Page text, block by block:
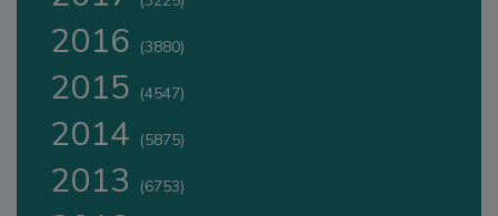
2016 (3880)
2015 (4547)
2014 (5875)
2013 (6753)